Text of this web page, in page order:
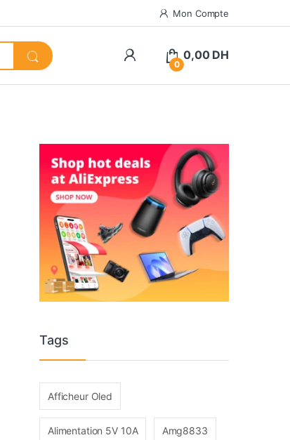
Mon Compte
0
0,00DH
Tags
Afficheur Oled
Alimentation 5V 10A Amg8833